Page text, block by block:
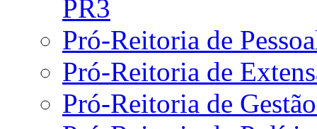
PR3
Pró-Reitoria de
Pró-Reitoria de
Pró-Reitoria de